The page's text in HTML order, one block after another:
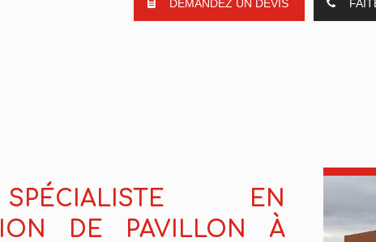
DEMANDEZ UN DEVIS
EN
DE PAVILLON À